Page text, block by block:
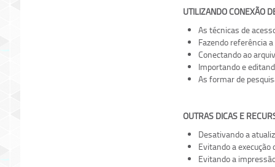
UTILIZANDO CONEXÃO
As técnicas de
Fazendo referência
Conectando ao
Importando e
As formar de
OUTRAS DICAS E
Desativando a
Evitando a
Evitando a